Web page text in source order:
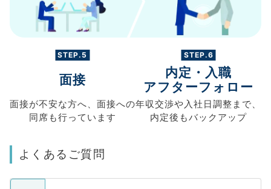
STEP.5
面接
面接が不安な方へ、 面接への
同席も行っています
STEP.6
内定・入職
アフターフォロー
年収交渉や入社日調整まで、
内定後もバックアップ
よくあるご質問